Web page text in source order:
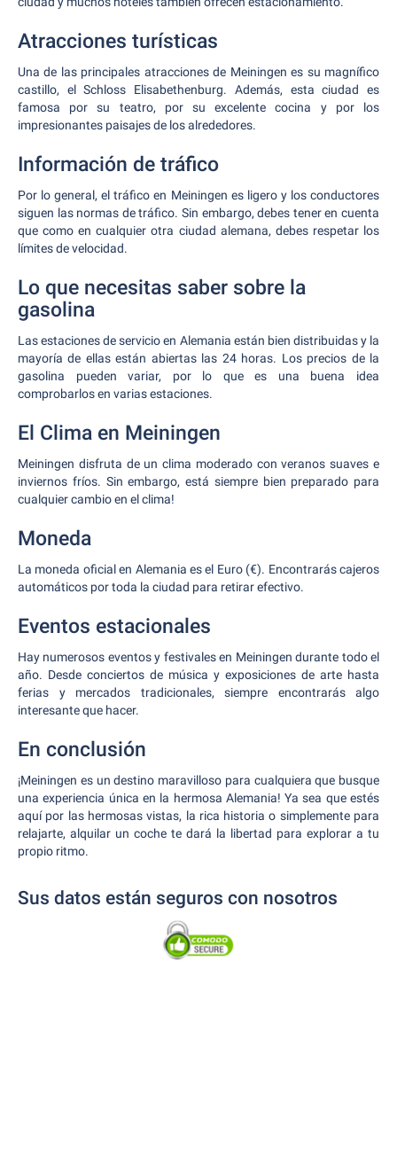
Atracciones turísticas
Una de las principales atracciones de Meiningen es su magnífico
castillo, el Schloss Elisabethenburg. Además, esta ciudad es
famosa por su teatro, por su excelente cocina y por los
impresionantes paisajes de los alrededores.
Información de tráfico
Por lo general, el tráfico en Meiningen es ligero y los conductores
siguen las normas de tráfico. Sin embargo, debes tener en cuenta
que como en cualquier otra ciudad alemana, debes respetar los
límites de velocidad.
Lo que necesitas saber sobre la
gasolina
Las estaciones de servicio en Alemania están bien distribuidas y la
mayoría de ellas están abiertas las 24 horas. Los precios de la
gasolina pueden variar, por lo que es una buena idea
comprobarlos en varias estaciones.
El Clima en Meiningen
Meiningen disfruta de un clima moderado con veranos suaves e
inviernos fríos. Sin embargo, está siempre bien preparado para
cualquier cambio en el clima!
Moneda
La moneda oficial en Alemania es el Euro (€). Encontrarás cajeros
automáticos por toda la ciudad para retirar efectivo.
Eventos estacionales
Hay numerosos eventos y festivales en Meiningen durante todo el
año. Desde conciertos de música y exposiciones de arte hasta
ferias y mercados tradicionales, siempre encontrarás algo
interesante que hacer.
En conclusión
¡Meiningen es un destino maravilloso para cualquiera que busque
una experiencia única en la hermosa Alemania! Ya sea que estés
aquí por las hermosas vistas, la rica historia o simplemente para
relajarte, alquilar un coche te dará la libertad para explorar a tu
propio ritmo.
Sus datos están seguros con nosotros